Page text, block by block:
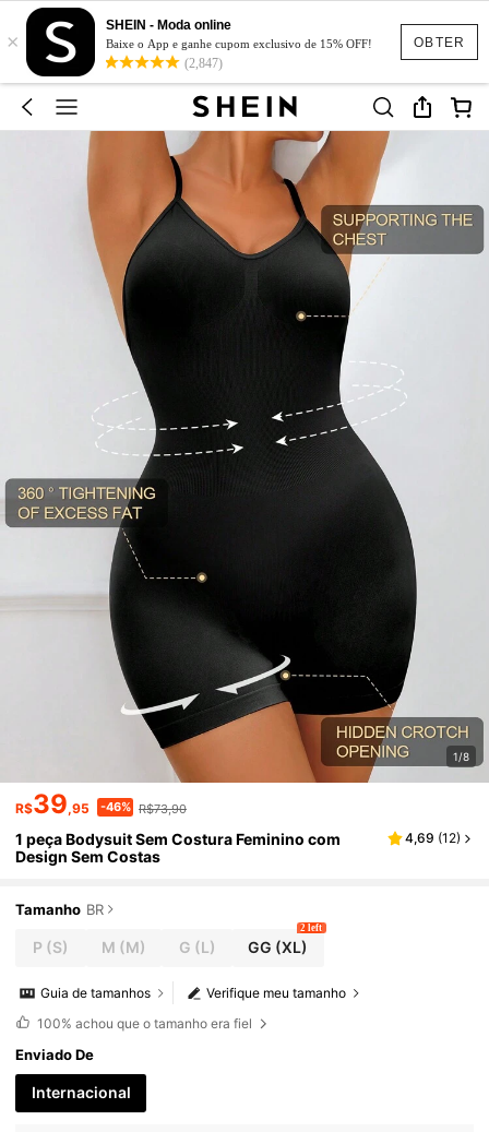
OBTER
×
SHEIN - Moda online
Baixe o App e ganhe cupom exclusivo de 15% OFF!
(2,847)
1/8
R$39,95 -46% R$73,90
1 peça Bodysuit Sem Costura Feminino com
Design Sem Costas
4,69 (12)
Tamanho BR
P (S) M (M) G (L) GG (XL)
2 left
Verifique meu tamanho
Guia de tamanhos
100% achou que o tamanho era fiel
Enviado De
Internacional